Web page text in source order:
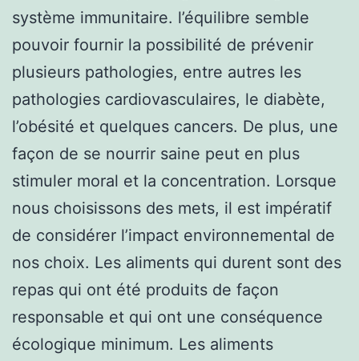
système immunitaire. l’équilibre semble
pouvoir fournir la possibilité de prévenir
plusieurs pathologies, entre autres les
pathologies cardiovasculaires, le diabète,
l’obésité et quelques cancers. De plus, une
façon de se nourrir saine peut en plus
stimuler moral et la concentration. Lorsque
nous choisissons des mets, il est impératif
de considérer l’impact environnemental de
nos choix. Les aliments qui durent sont des
repas qui ont été produits de façon
responsable et qui ont une conséquence
écologique minimum. Les aliments